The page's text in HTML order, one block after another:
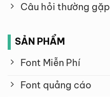
Câu hỏi thường gặp
SẢN PHẨM
Font Miễn Phí
Font quảng cáo